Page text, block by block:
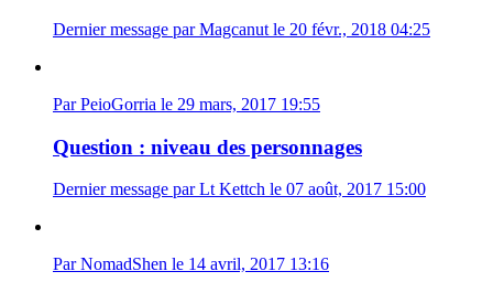
Dernier message par Magcanut le 20 févr., 2018 04:25
Par PeioGorria le 29 mars, 2017 19:55
Question : niveau des personnages
Dernier message par Lt Kettch le 07 août, 2017 15:00
Par NomadShen le 14 avril, 2017 13:16